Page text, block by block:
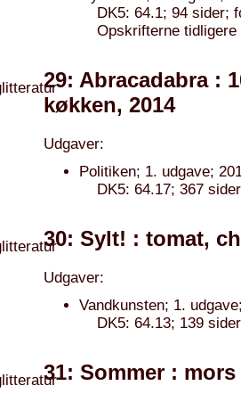
DK5: 64.1; 94 sider;
Opskrifterne
29: Abracadabra :
køkken, 2014
Udgaver:
Politiken; 1. udgave;
DK5: 64.17; 367
30: Sylt! : tomat,
Udgaver:
Vandkunsten; 1.
DK5: 64.13; 139
31: Sommer : mors